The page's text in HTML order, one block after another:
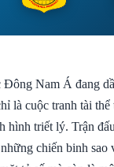
Nam Á đang
là cuộc tranh tài
hình triết lý. Trận
chiến binh